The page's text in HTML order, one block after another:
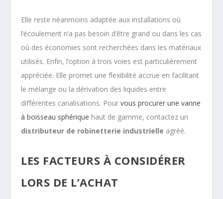
Elle reste néanmoins adaptée aux installations où
l’écoulement n’a pas besoin d’être grand ou dans les cas
où des économies sont recherchées dans les matériaux
utilisés. Enfin, l’option à trois voies est particulièrement
appréciée. Elle promet une flexibilité accrue en facilitant
le mélange ou la dérivation des liquides entre
différentes canalisations. Pourvous procurer une vanne
à boisseau sphérique haut de gamme, contactez un
distributeur de robinetterie industrielle agréé.
LES FACTEURS À CONSIDÉRER
LORS DE L’ACHAT